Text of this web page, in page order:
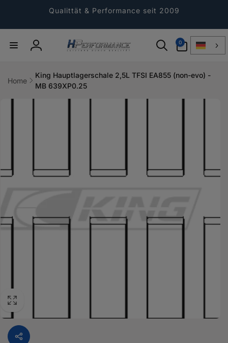
Qualittät & Performance seit 2009
Einloggen
0
Artikel
Home
King Hauptlagerschale 2,5L TFSI EA855 (non-evo) -
MB 639XP0.25